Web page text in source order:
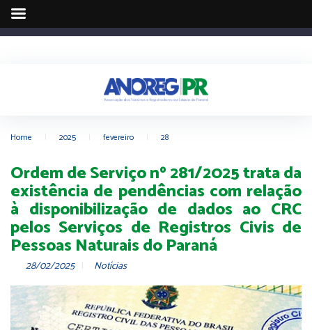
Home 2025 fevereiro 28
Ordem de Serviço nº 281/2025 trata da
existência de pendências com relação
à disponibilização de dados ao CRC
pelos Serviços de Registros Civis de
Pessoas Naturais do Paraná
28/02/2025 Notícias